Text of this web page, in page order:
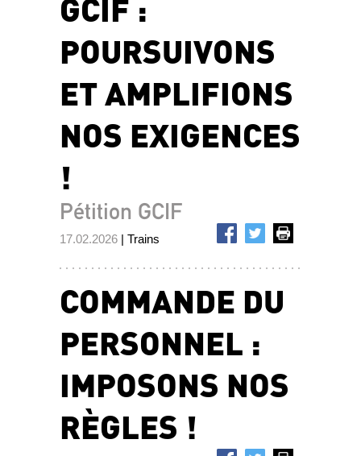
GCIF :
POURSUIVONS
ET AMPLIFIONS
NOS EXIGENCES
!
Pétition GCIF
17.02.2026 | Trains
COMMANDE DU
PERSONNEL :
IMPOSONS NOS
RÈGLES !